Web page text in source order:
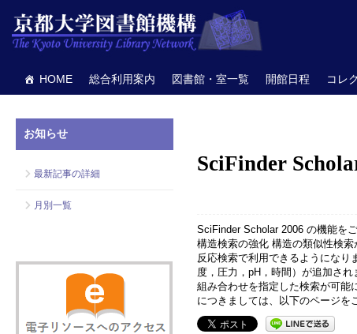
HOME 総合利用案内 図書館・室一覧 開館日程 コレ
SciFinder
SciFinder Scholar 2006 の機能を
構造検索の強化 構造の類似性検
反応検索で利用できるようにな
度，圧力，pH，時間）が追加さ
組み合わせを指定した検索が可能
につきましては、以下のページを
お知らせ
最新記事の詳細
月別一覧